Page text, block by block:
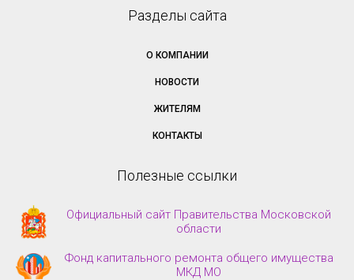
Разделы сайта
О КОМПАНИИ
НОВОСТИ
ЖИТЕЛЯМ
КОНТАКТЫ
Полезные ссылки
Официальный сайт Правительства Московской
области
Фонд капитального ремонта общего имущества
МКД МО